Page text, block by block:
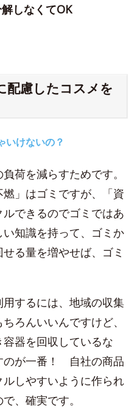
しなくてOK
配慮したコスメを
いけないの？
荷を減らすためです。
燃」はゴミですが、「資
できるのでゴミではあ
い知識を持って、ゴミか
る量を増やせば、ゴミ
するには、地域の収集
ろんいいんですけど、
容器を回収しているな
のが一番！ 自社の商品
ルしやすいように作られ
、確実です。